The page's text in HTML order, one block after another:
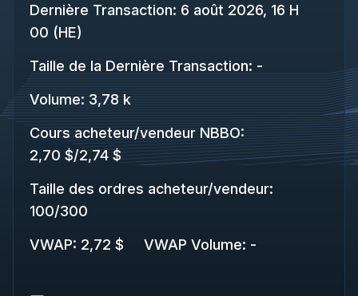
Dernière Transaction: 6 août 2026, 16 H
00 (HE)
Taille de la Dernière Transaction: -
Volume: 3,78 k
Cours acheteur/vendeur NBBO:
2,70 $/2,74 $
Taille des ordres acheteur/vendeur:
100/300
VWAP: 2,72 $ VWAP Volume: -